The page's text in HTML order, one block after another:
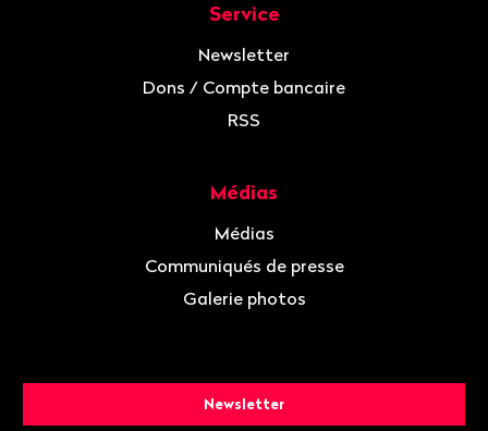
Service
Newsletter
Dons / Compte bancaire
RSS
Médias
Médias
Communiqués de presse
Galerie photos
Newsletter